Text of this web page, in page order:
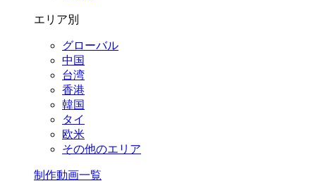
エリア別
グローバル
中国
台湾
香港
韓国
タイ
欧米
その他のエリア
制作動画一覧